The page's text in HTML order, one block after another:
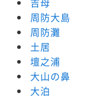
周防大島
周防灘
土居
壇之浦
大山の鼻
大泊